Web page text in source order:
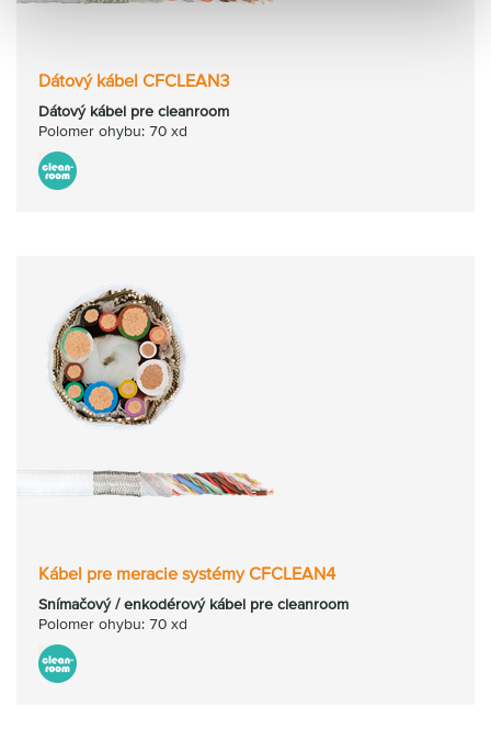
Dátový kábel CFCLEAN3
Dátový kábel pre cleanroom
Polomer ohybu: 70 xd
Kábel pre meracie systémy CFCLEAN4
Snímačový / enkodérový kábel pre cleanroom
Polomer ohybu: 70 xd